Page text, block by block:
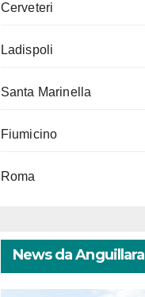
Cerveteri
Ladispoli
Santa Marinella
Fiumicino
Roma
News da Anguillara